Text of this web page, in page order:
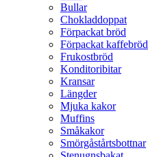
Bullar
Chokladdoppat
Förpackat bröd
Förpackat kaffebröd
Frukostbröd
Konditoribitar
Kransar
Längder
Mjuka kakor
Muffins
Småkakor
Smörgåstårtsbottnar